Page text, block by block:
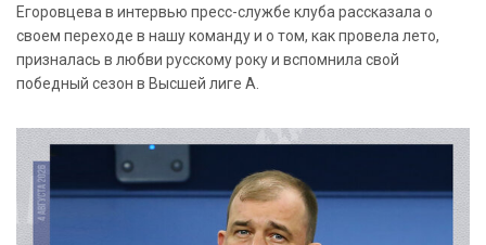
Егоровцева в интервью пресс-службе клуба рассказала о
своем переходе в нашу команду и о том, как провела лето,
призналась в любви русскому року и вспомнила свой
победный сезон в Высшей лиге А.